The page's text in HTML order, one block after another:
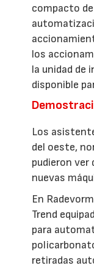
compacto
los
la unidad de
disponible
Los
del oeste,
pudieron
nuevas
En
Trend
para
retiradas